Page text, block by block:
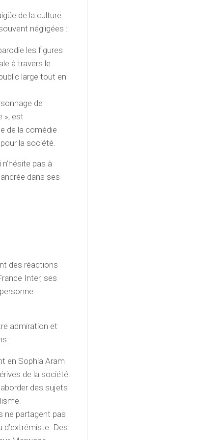
de la culture
négligées :
les figures
à travers le
large tout en
de
», est
de la comédie
la société.
pas à
dans ses
des réactions
Inter, ses
admiration et
:
en Sophia Aram
de la société.
des sujets
ne partagent pas
d’extrémiste. Des